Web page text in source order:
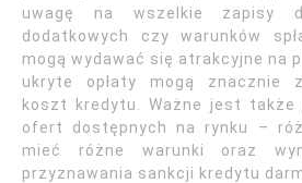
uwagę na wszelkie zapisy
dodatkowych czy warunków
mogą wydawać się atrakcyjne na
ukryte opłaty mogą znacznie
koszt kredytu. Ważne jest także
ofert dostępnych na rynku –
mieć różne warunki oraz
przyznawania sankcji kredytu